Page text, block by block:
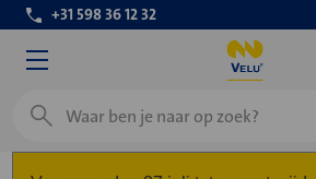
+31 598 36 12 32
Zoeken